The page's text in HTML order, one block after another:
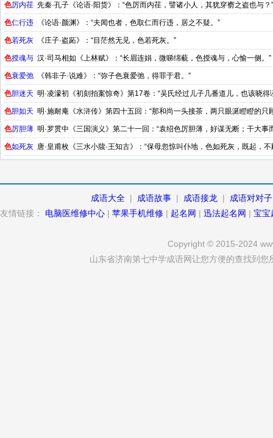
色厉内荏 先秦·孔子《论语·阳货》：“色厉而内荏，譬诸小人，其犹穿窬之盗也与？”
色仁行违 《论语·颜渊》：“夫闻也者，色取仁而行违，居之不疑。”
色若死灰 《庄子·盗跖》：“目茫然无见，色若死灰。”
色授魂与 汉·司马相如《上林赋》：“长眉连娟，微睇绵藐，色授魂与，心愉一侧。”
色衰爱弛 《韩非子·说难》：“弥子色衰爱弛，得罪于君。”
色胆迷天 明·凌濛初《初刻拍案惊奇》第17卷：“吴氏经过儿子几番道儿，也该晓
色胆如天 明·施耐庵《水浒传》第四十五回：“那和尚一头接茶，两只眼涎瞪瞪的
道色胆如天，却不防石秀在布廉里张见。”
色厉胆薄 明·罗贯中《三国演义》第二十一回：“袁绍色厉胆薄，好谋无断；干大事
色如死灰 唐·皇甫枚《三水小牍·王知古》：“保母忽惊叫仆地，色如死灰，既起，不
成语大全 | 成语故事 | 成语接龙 |
成语对对子
友情链接：
电脑医维修中心 | 苹果手机维修 | 起名网 | 迅法起名网 | 宝宝
Copyright © 2015-2024
山东省济南第七中学成语网让您方便的查找到您